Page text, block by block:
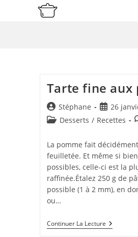
Tarte fine aux
Auteur/autrice
de
Stéphane
Publication
publiée :
26
PostDesserts / Recettes
la
La pomme fait
feuilletée. Et même si
possibles, celle-ci est la
raffinée.Étalez 250 g de
possible (1 à 2 mm), en
ou…
Continuer La LectureTarte
Fine